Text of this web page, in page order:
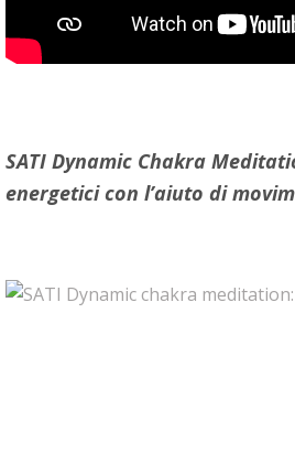
SATI Dynamic Chakra
energetici con l’aiuto di